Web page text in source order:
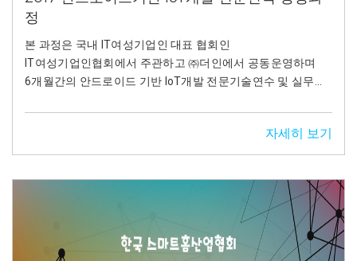
정
본 과정은 국내 IT여성기업인 대표 협회인
IT여성기업인협회에서 주관하고 ㈜더인에서 공동운영하며
6개월간의 안드로이드 기반 IoT개발 전문기술연수 및 실무
자세히 보기